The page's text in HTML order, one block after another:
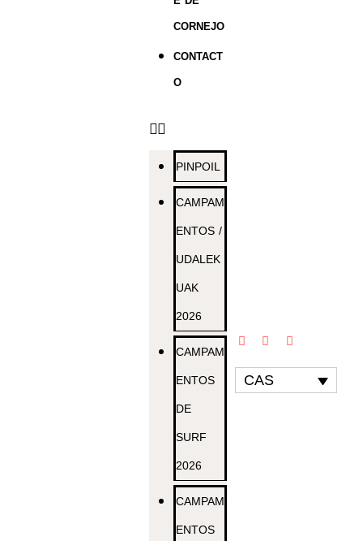
CORNEJO
CONTACT
O
PINPOIL
CAMPAM
ENTOS /
UDALEK
UAK
2026
CAMPAM
ENTOS
DE
SURF
2026
CAMPAM
ENTOS
CAS